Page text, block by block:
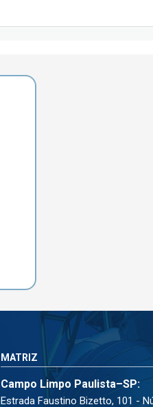
MATRIZ
Campo Limpo Paulista–SP:
Estrada Faustino Bizetto, 101 -